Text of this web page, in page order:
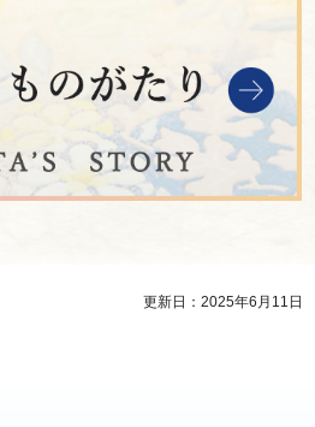
更新日：2025年6月11日